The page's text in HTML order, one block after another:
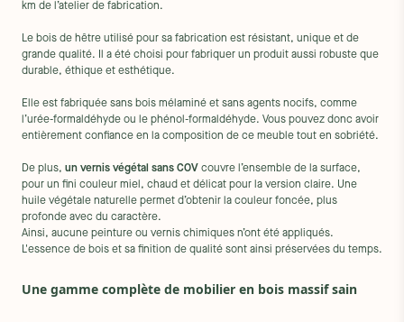
km de l’atelier de fabrication.
Le bois de hêtre utilisé pour sa fabrication est résistant, unique et de
grande qualité. Il a été choisi pour fabriquer un produit aussi robuste que
durable, éthique et esthétique.
Elle est fabriquée sans bois mélaminé et sans agents nocifs, comme
l’urée-formaldéhyde ou le phénol-formaldéhyde. Vous pouvez donc avoir
entièrement confiance en la composition de ce meuble tout en sobriété.
De plus, un vernis végétal sans COV couvre l’ensemble de la surface,
pour un fini couleur miel, chaud et délicat pour la version claire. Une
huile végétale naturelle permet d’obtenir la couleur foncée, plus
profonde avec du caractère.
Ainsi, aucune peinture ou vernis chimiques n’ont été appliqués.
L'essence de bois et sa finition de qualité sont ainsi préservées du temps.
Une gamme complète de mobilier en bois massif sain